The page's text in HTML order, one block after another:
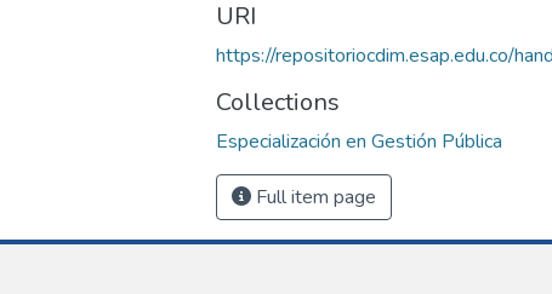
URI
https://repositoriocdim.esap.edu.co/
Collections
Especialización en Gestión Pública
Full item page